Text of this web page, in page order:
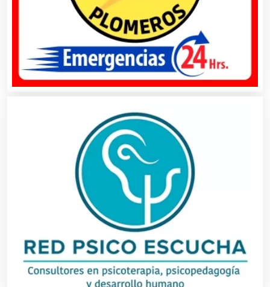
Contadores
Control de Plagas
Conversiones Automotrices
Copiadoras
Cortinas, Persianas y Alfombras
Cremerías y Salchichonerías